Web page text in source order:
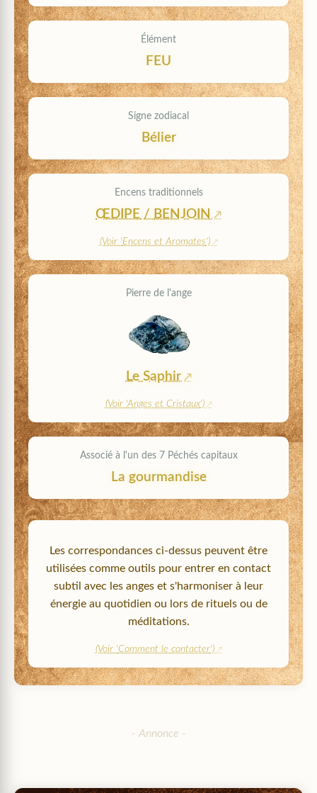
Élément
FEU
Signe zodiacal
Bélier
Encens traditionnels
ŒDIPE / BENJOIN
(Voir 'Encens et Aromates')
Pierre de l'ange
Le Saphir
(Voir 'Anges et Cristaux')
Associé à l'un des 7 Péchés capitaux
La gourmandise
Les correspondances ci-dessus peuvent être
utilisées comme outils pour entrer en contact
subtil avec les anges et s'harmoniser à leur
énergie au quotidien ou lors de rituels ou de
méditations.
(Voir 'Comment le contacter')